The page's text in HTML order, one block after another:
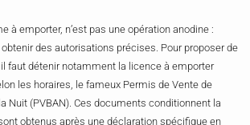
à emporter, n’est pas une opération anodine :
des autorisations précises. Pour proposer de
faut détenir notamment la licence à emporter
les horaires, le fameux Permis de Vente de
Nuit (PVBAN). Ces documents conditionnent la
obtenus après une déclaration spécifique en